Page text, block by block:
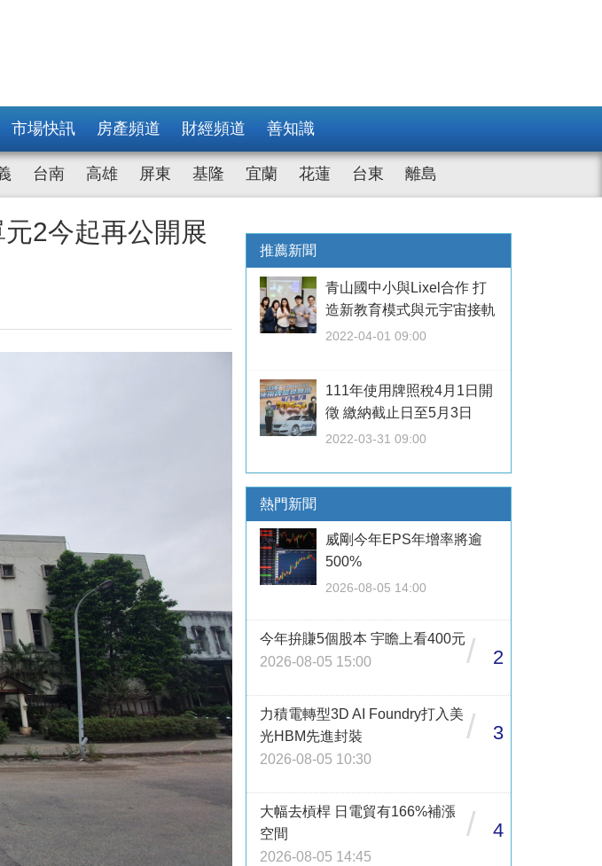
市場快訊 房產頻道 財經頻道 善知識
台南 高雄 屏東 基隆 宜蘭 花蓮 台東 離島
2今起再公開展
推薦新聞
青山國中小與Lixel合作 打
造新教育模式與元宇宙接軌
2022-04-01 09:00
111年使用牌照稅4月1日開
徵 繳納截止日至5月3日
2022-03-31 09:00
熱門新聞
威剛今年EPS年增率將逾
500%
2026-08-05 14:00
今年拚賺5個股本 宇瞻上看400元
2026-08-05 15:00
/ 2
力積電轉型3D AI Foundry打入美
光HBM先進封裝
2026-08-05 10:30
/ 3
大幅去槓桿 日電貿有166%補漲
空間
2026-08-05 14:45
/ 4